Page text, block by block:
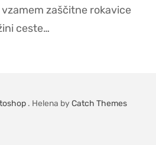
zaščitne rokavice
ceste…
. Helena byCatch Themes